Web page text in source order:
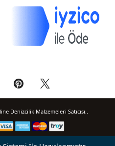
Denizcilik Malzemeleri Satıcısı..